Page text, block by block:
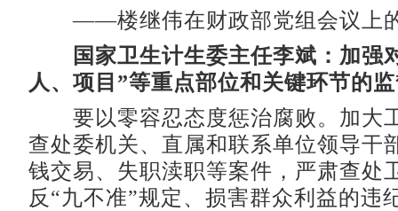
——楼继伟在财政部党组会议上
国家卫生计生委主任李斌：加强
人、项目”等重点部位和关键环节的
要以零容忍态度惩治腐败。加大
查处委机关、直属和联系单位领导干
钱交易、失职渎职等案件，严肃查处
反“九不准”规定、损害群众利益的违